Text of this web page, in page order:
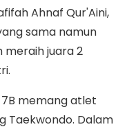
Ahnaf Qur'Aini,
sama namun
meraih juara 2
7B memang atlet
Taekwondo. Dalam